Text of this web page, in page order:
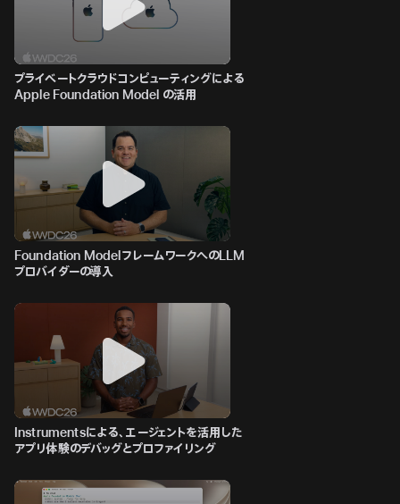
プライベートクラウドコンピューティングによる
Apple Foundation Model の活用
Foundation ModelフレームワークへのLLM
プロバイダーの導入
Instrumentsによる、エージェントを活用した
アプリ体験のデバッグとプロファイリング